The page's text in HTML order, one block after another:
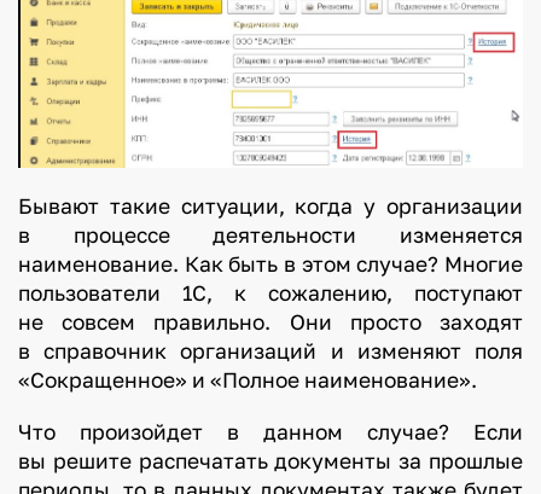
Бывают такие ситуации, когда у организации
в процессе деятельности изменяется
наименование. Как быть в этом случае? Многие
пользователи 1С, к сожалению, поступают
не совсем правильно. Они просто заходят
в справочник организаций и изменяют поля
«Сокращенное» и «Полное наименование».
Что произойдет в данном случае? Если
вы решите распечатать документы за прошлые